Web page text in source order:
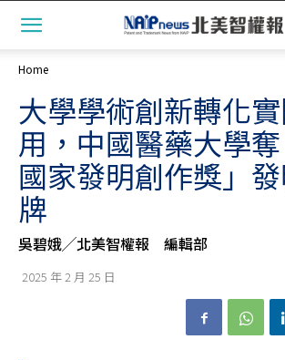
Home
大學學術創新轉化
用，中國醫藥大學
國家發明創作獎」
牌
吳碧娥╱北美智權報 編輯部
2025 年 2 月 25 日